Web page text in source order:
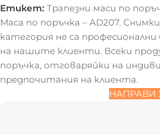
Етикет: Трапезни маси по
Маса по поръчка – AD207.
категория не са
на нашите клиенти. Всеки
поръчка, отговаряйки на
предпочитания на клиента.
НАПРАВИ